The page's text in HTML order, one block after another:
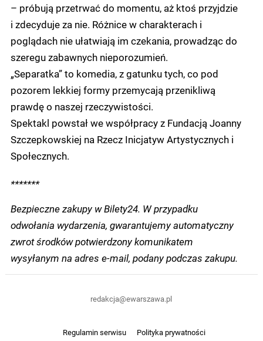
– próbują przetrwać do momentu, aż ktoś przyjdzie
i zdecyduje za nie. Różnice w charakterach i
poglądach nie ułatwiają im czekania, prowadząc do
szeregu zabawnych nieporozumień.
„Separatka” to komedia, z gatunku tych, co pod
pozorem lekkiej formy przemycają przenikliwą
prawdę o naszej rzeczywistości.
Spektakl powstał we współpracy z Fundacją Joanny
Szczepkowskiej na Rzecz Inicjatyw Artystycznych i
Społecznych.
*******
Bezpieczne zakupy w Bilety24. W przypadku
odwołania wydarzenia, gwarantujemy automatyczny
zwrot środków potwierdzony komunikatem
wysyłanym na adres e-mail, podany podczas zakupu.
Regulamin serwisu
Polityka prywatności
redakcja@ewarszawa.pl